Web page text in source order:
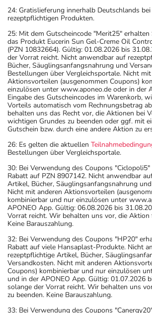
24: Gratislieferung innerhalb Deutschlands
rezeptpflichtigen Produkten.
25: Mit dem Gutscheincode "Merit25"
das Produkt Eucerin Sun Gel-Creme Oil
(PZN 10832664). Gültig: 01.08.2026 bis
der Vorrat reicht. Nicht anwendbar auf
Bücher, Säuglingsanfangsnahrung und
Bestellungen über Vergleichsportale. Nicht
Aktionsvorteilen (ausgenommen Coupons)
einzulösen unter www.aponeo.de oder in der
Eingabe des Gutscheincodes im Warenkorb,
Vorteils automatisch vom Rechnungsbetrag
behalten uns das Recht vor, die Aktionen bei
wichtigen Grundes zu beenden oder ggf. mit
Gutschein bzw. durch eine andere Aktion zu
26: Es gelten die aktuellen
Bestellungen über Vergleichsportale.
30: Bei Verwendung des Coupons
Rabatt auf PZN 8907142. Nicht anwendbar
Artikel, Bücher, Säuglingsanfangsnahrung
Nicht mit anderen Aktionsvorteilen
kombinierbar und nur einzulösen unter
APONEO App. Gültig: 06.08.2026 bis
Vorrat reicht. Wir behalten uns vor, die Aktion
Keine Barauszahlung.
32: Bei Verwendung des Coupons "HP20"
Rabatt auf viele Hansaplast-Produkte. Nicht
rezeptpflichtige Artikel, Bücher,
Versandkosten. Nicht mit anderen
Coupons) kombinierbar und nur einzulösen
und in der APONEO App. Gültig: 01.07.2026
solange der Vorrat reicht. Wir behalten uns
zu beenden. Keine Barauszahlung.
33: Bei Verwendung des Coupons